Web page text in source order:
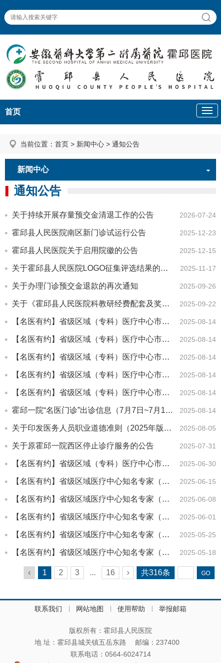
首页
当前位置： 首页 > 新闻中心 > 通知公告
新闻中心
通知公告
关于持续开展存量预交金清退工作的公告 2026-07-24
霍邱县人民医院南区新门诊试运行公告 2025-12-23
霍邱县人民医院关于启用院徽的公告 2025-12-15
关于霍邱县人民医院LOGO征集评选结果的公示 2025-11-17
关于办理门诊预交金退款的再次通知 2025-09-26
关于《霍邱县人民医院科教研经费配套及奖励办法（试行）》征求意见的... 2025-09-22
【名医有约】省级区域（专科）医疗中心市外专家出诊信息！（8月11... 2025-08-14
【名医有约】省级区域（专科）医疗中心市外专家出诊信息！（8月4日... 2025-08-14
【名医有约】省级区域（专科）医疗中心市外专家出诊信息！（7月28... 2025-08-14
【名医有约】省级区域（专科）医疗中心市外专家出诊信息！（7月21... 2025-08-14
【名医有约】省级区域（专科）医疗中心市外专家出诊信息！（7月14... 2025-08-14
霍邱一院“名医门诊”出诊信息（7月7日~7月13日 含专家门诊排... 2025-08-14
关于印发医务人员职业道德准则（2025年版）的通知 2025-08-05
关于原霍邱一院西区停止诊疗服务的公告 2025-07-31
【名医有约】省级区域（专科）医疗中心市外专家出诊信息！（6月30... 2025-06-30
【名医有约】省级区域医疗中心知名专家（市外）出诊信息！（2025... 2025-06-15
【名医有约】省级区域医疗中心知名专家（市外）出诊信息！（2025... 2025-06-08
【名医有约】省级区域医疗中心知名专家（市外）出诊信息！（2025... 2025-06-01
【名医有约】省级区域医疗中心知名专家（市外）出诊信息！（2025... 2025-05-25
【名医有约】省级区域医疗中心知名专家（市外）出诊信息！（2025... 2025-05-18
‹ 1 2 3 ... 16 › 共316条
联系我们 网站地图 使用帮助 举报邮箱
版权所有：霍邱县人民医院
地 址：霍邱县城关镇五岳东路
邮编：237400
联系电话：0564-6024714